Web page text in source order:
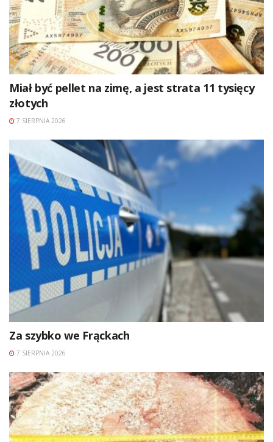
Miał być pellet na zimę, a jest strata 11 tysięcy
złotych
7 SIERPNIA 2026
Za szybko we Frąckach
7 SIERPNIA 2026